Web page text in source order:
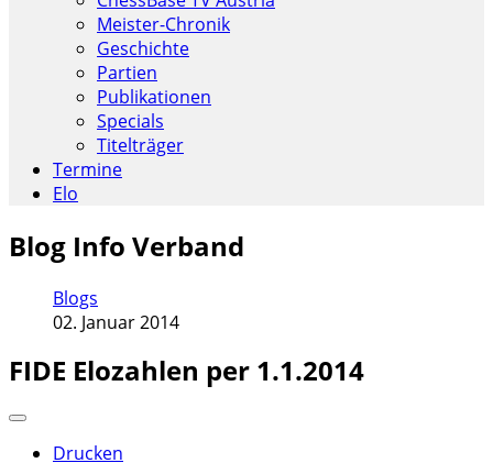
Meister-Chronik
Geschichte
Partien
Publikationen
Specials
Titelträger
Termine
Elo
Blog Info Verband
Blogs
02. Januar 2014
FIDE Elozahlen per 1.1.2014
Drucken